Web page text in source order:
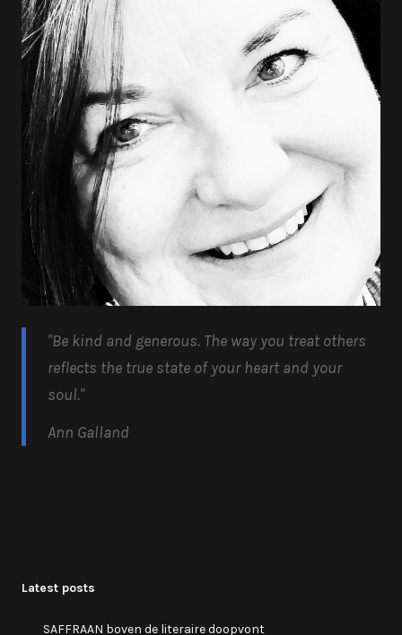
"Be kind and generous. The way you treat others
reflects the true state of your heart and your
soul."
Ann Galland
Latest posts
SAFFRAAN boven de literaire doopvont